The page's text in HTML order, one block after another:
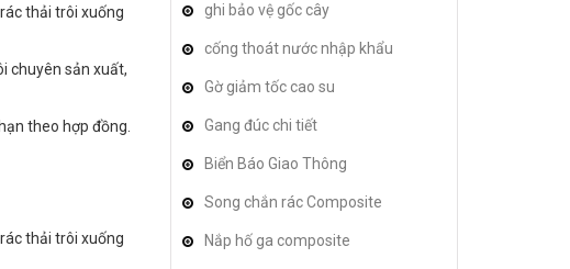
thải trôi xuống
chuyên sản xuất,
theo hợp đồng.
thải trôi xuống
ghi bảo vệ gốc cây
cống thoát nước nhập khẩu
Gờ giảm tốc cao su
Gang đúc chi tiết
Biển Báo Giao Thông
Song chắn rác Composite
Nắp hố ga composite